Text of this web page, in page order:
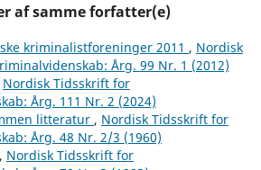
af samme forfatter(e)
kriminalistforeninger 2011 , Nordisk
Årg. 99 Nr. 1 (2012)
Nordisk Tidsskrift for
Årg. 111 Nr. 2 (2024)
litteratur , Nordisk Tidsskrift for
Årg. 48 Nr. 2/3 (1960)
, Nordisk Tidsskrift for